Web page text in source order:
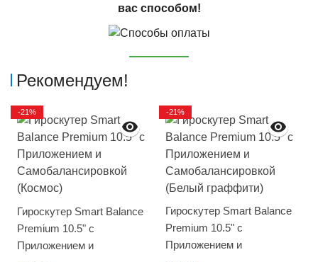
вас способом!
Рекомендуем!
Гироскутер Smart Balance
Premium 10.5" с
Приложением и
-21%
Гироскутер Smart Balance
Premium 10.5" с
Приложением и
-21%